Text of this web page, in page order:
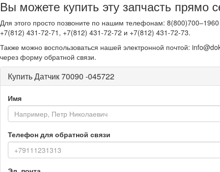
Вы можете купить эту запчасть прямо
Для этого просто позвоните по нашим телефонам:
+7(812) 431-72-71, +7(812) 431-72-72 и +7(812) 431-72-73.
Также можно воспользоваться нашей электронной почтой:
через форму обратной связи.
Купить Датчик 70090 -045722
Имя
Телефон для обратной связи